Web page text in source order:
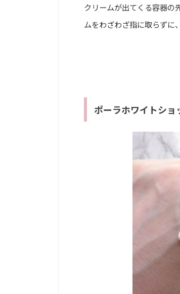
クリームが出てくる容器の
ムをわざわざ指に取らずに
ポーラホワイトシ